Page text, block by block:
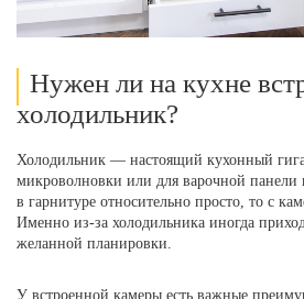
Нужен ли на кухне
холодильник?
Холодильник — настоящий кухонный
микроволновки или для варочной панели
в гарнитуре относительно просто, то с
Именно из-за холодильника иногда
желанной планировки.
У встроенной камеры есть важные